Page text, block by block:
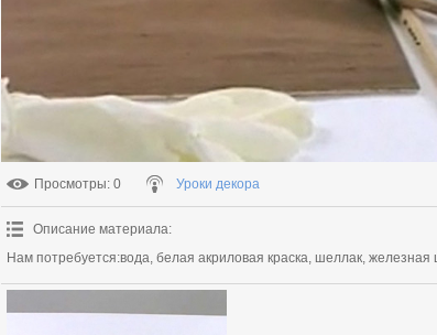
Просмотры: 0 Уроки декора
Описание материала:
Нам потребуется:вода, белая акриловая краска, шеллак, железная